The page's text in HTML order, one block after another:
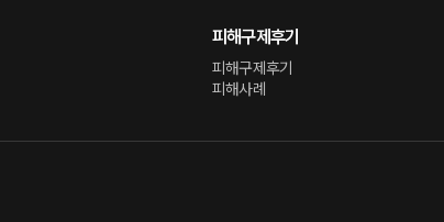
피해구제후기
피해구제후기
피해사례